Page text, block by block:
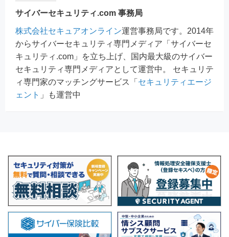
サイバーセキュリティ.com 事務局
株式会社セキュアオンライン運営事務局です。2014年
からサイバーセキュリティ専門メディア「サイバーセ
キュリティ.com」を立ち上げ、国内最大級のサイバー
セキュリティ専門メディアとして運営中。 セキュリテ
ィ専門家のマッチングサービス「 セキュリティエージ
ェント 」も運営中